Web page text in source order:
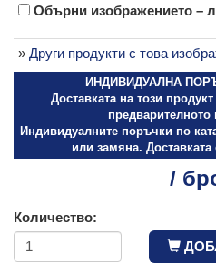
Обърни изображението –
» Други продукти с това
ИНДИВИДУАЛНА
Доставката на този
Индивидуалните поръчки по
или замяна.
/
Количество: